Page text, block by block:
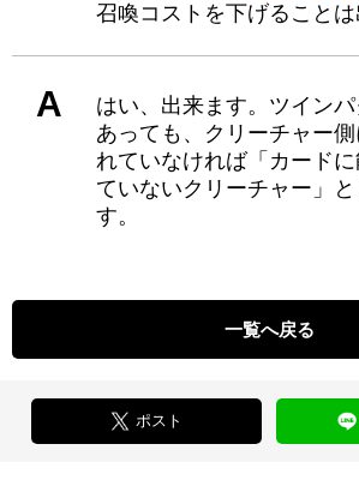
召喚コストを下げることは
A
はい、出来ます。ツイン
あっても、クリーチャー
れていなければ「カード
ていないクリーチャー」と
す。
一覧へ戻る
ポスト